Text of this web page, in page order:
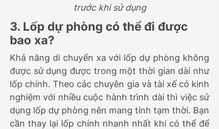
trước khi sử dụng
3. Lốp dự phòng có thể đi được
bao xa?
Khả năng di chuyển xa với lốp dự phòng không
được sử dụng được trong một thời gian dài như
lốp chính. Theo các chuyên gia và tài xế có kinh
nghiệm với nhiều cuộc hành trình dài thì việc sử
dụng lốp dự phòng nên mang tính tạm thời. Bạn
cần thay lại lốp chính nhanh nhất khi có thể để